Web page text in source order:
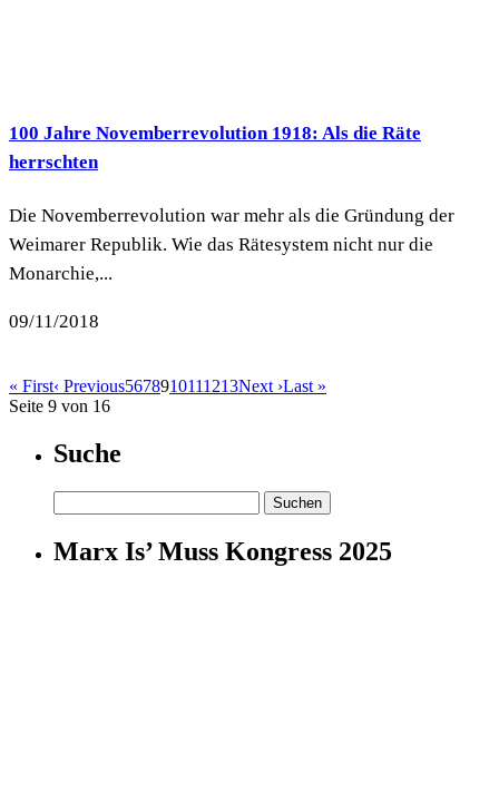
100 Jahre Novemberrevolution 1918: Als die Räte
herrschten
Die Novemberrevolution war mehr als die Gründung der
Weimarer Republik. Wie das Rätesystem nicht nur die
Monarchie,...
09/11/2018
« First‹ Previous5678910111213Next ›Last »
Seite 9 von 16
Suche
nach:
Marx Is’ Muss Kongress 2025